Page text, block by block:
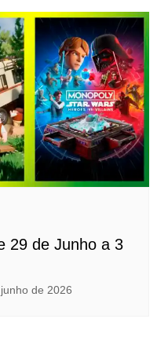
29 de Junho a 3
de 2026